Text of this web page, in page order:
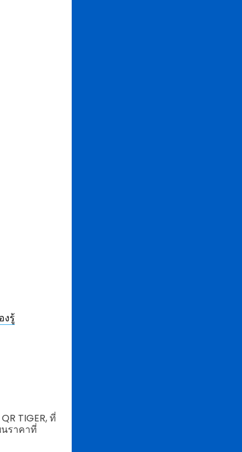
งรู้
TIGER, ที่
ราคาที่